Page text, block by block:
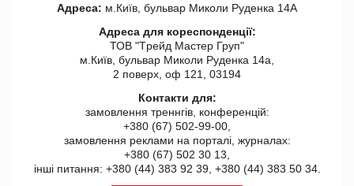
Адреса: м.Київ, бульвар Миколи Руденка 14А
Адреса для кореспонденції:
ТОВ "Tрейд Мастер Груп"
м.Київ, бульвар Миколи Руденка 14а,
2 поверх, оф 121, 03194
Контакти для:
замовлення треннгів, конференцій:
+380 (67) 502-99-00,
замовлення реклами на порталі, журналах:
+380 (67) 502 30 13,
інші питання: +380 (44) 383 92 39, +380 (44) 383 50 34.